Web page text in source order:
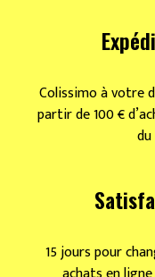
Colissimo à votre
partir de 100 €
15 jours pour